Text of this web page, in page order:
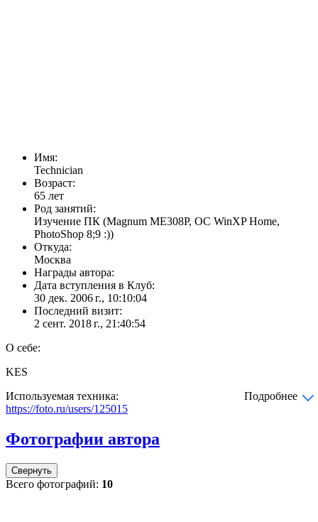
Имя:
Technician
Возраст:
65 лет
Род занятий:
Изучение ПК (Magnum ME308P, OC WinXP Home,
PhotoShop 8;9 :))
Откуда:
Москва
Награды автора:
Дата вступления в Клуб:
30 дек. 2006 г., 10:10:04
Последний визит:
2 сент. 2018 г., 21:40:54
О себе:
KES
Используемая техника:
Подробнее
https://foto.ru/users/125015
Фотографии автора
Свернуть
Всего фотографий: 10